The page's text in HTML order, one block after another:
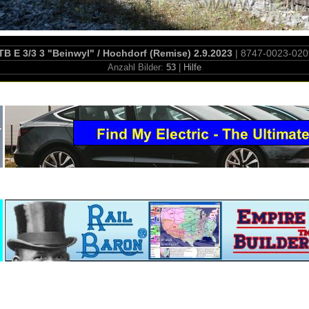
E 3/3 3 "Beinwyl" / Hochdorf (Remise) 2.9.2023| 8747-0023-
Anzahl Bilder: 53 Hilfe